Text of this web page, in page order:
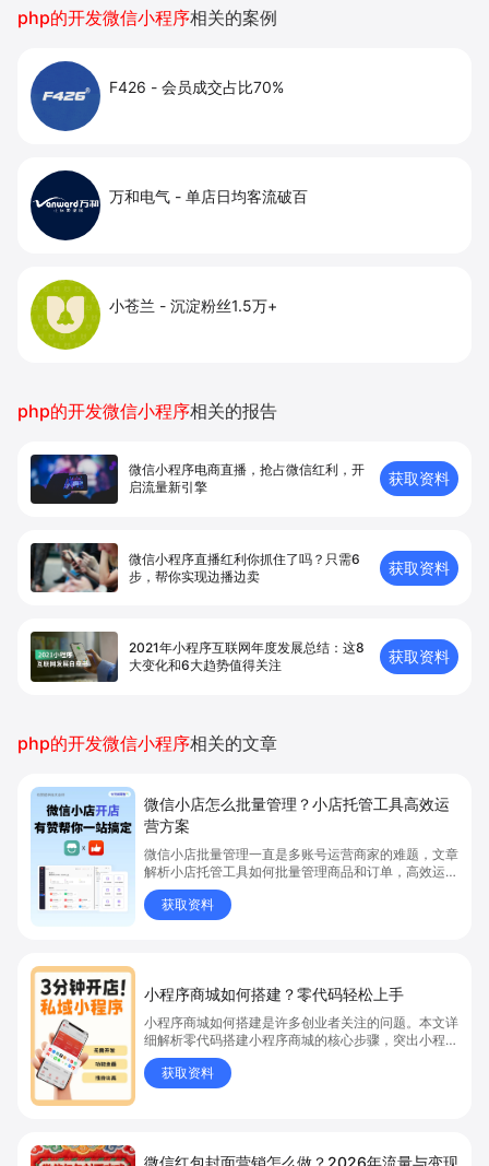
php的开发微信小程序相关的案例
F426 - 会员成交占比70%
万和电气 - 单店日均客流破百
小苍兰 - 沉淀粉丝1.5万+
php的开发微信小程序相关的报告
微信小程序电商直播，抢占微信红利，开
启流量新引擎
获取资料
微信小程序直播红利你抓住了吗？只需6
步，帮你实现边播边卖
获取资料
2021年小程序互联网年度发展总结：这8
大变化和6大趋势值得关注
获取资料
php的开发微信小程序相关的文章
微信小店怎么批量管理？小店托管工具高效运
营方案
微信小店批量管理一直是多账号运营商家的难题，文章
解析小店托管工具如何批量管理商品和订单，高效运营
多账号微信小店。通过智能同步、AI运营托管和丰富营
销玩法，全面提升门店管理效率。点击了解微信小店批
量管理、高效托管的实用方案！
获取资料
小程序商城如何搭建？零代码轻松上手
小程序商城如何搭建是许多创业者关注的问题。本文详
细解析零代码搭建小程序商城的核心步骤，突出小程序
商城、商城搭建与零代码开店优势，帮助你轻松实现商
品上架、全渠道销售及高效会员运营，快速开启线上卖
货新模式。点击获取详细操作指南！
获取资料
微信红包封面营销怎么做？2026年流量与变现